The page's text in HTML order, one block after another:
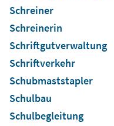
Schreiner
Schreinerin
Schriftgutverwaltung
Schriftverkehr
Schubmaststapler
Schulbau
Schulbegleitung